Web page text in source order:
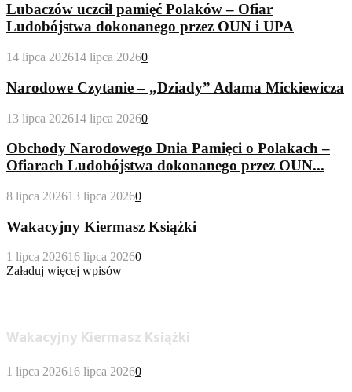
Lubaczów uczcił pamięć Polaków – Ofiar
Ludobójstwa dokonanego przez OUN i UPA
14 lipca 202614 lipca 20260
Narodowe Czytanie – „Dziady” Adama Mickiewicza
13 lipca 202614 lipca 20260
Obchody Narodowego Dnia Pamięci o Polakach –
Ofiarach Ludobójstwa dokonanego przez OUN...
8 lipca 202613 lipca 20260
Wakacyjny Kiermasz Książki
1 lipca 202616 lipca 20260
Załaduj więcej wpisów
Wakacyjny Kiermasz Książki
1 lipca 202616 lipca 20260